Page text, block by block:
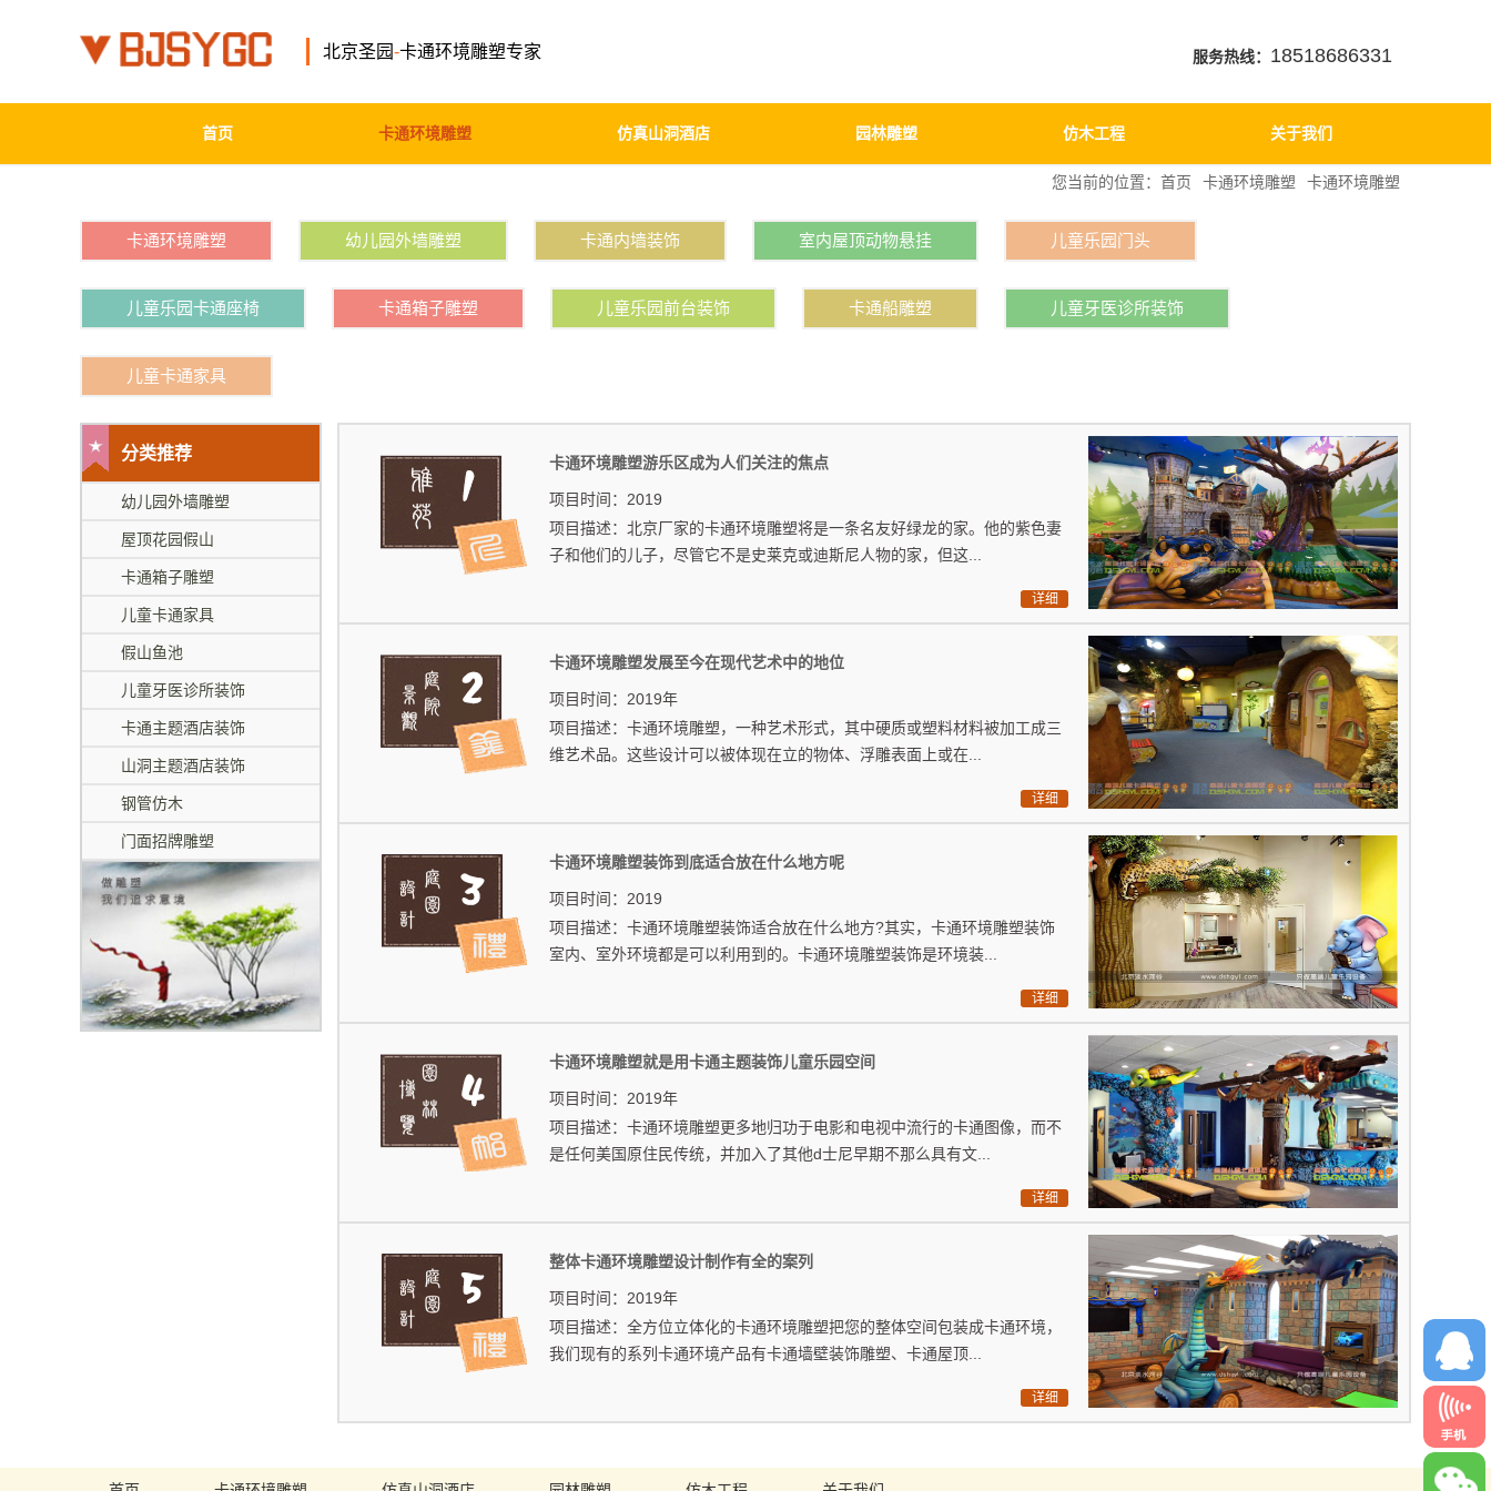
北京圣园-卡通环境雕塑专家 服务热线： 18518686331
首页 卡通环境雕塑 仿真山洞酒店 园林雕塑 仿木工程 关于我们
您当前的位置： 首页 卡通环境雕塑 卡通环境雕塑
卡通环境雕塑 幼儿园外墙雕塑 卡通内墙装饰 室内屋顶动物悬挂 儿童乐园门头
儿童乐园卡通座椅 卡通箱子雕塑 儿童乐园前台装饰 卡通船雕塑 儿童牙医诊所装饰
儿童卡通家具
分类推荐
幼儿园外墙雕塑
屋顶花园假山
卡通箱子雕塑
儿童卡通家具
假山鱼池
儿童牙医诊所装饰
卡通主题酒店装饰
山洞主题酒店装饰
钢管仿木
门面招牌雕塑
卡通环境雕塑游乐区成为人们关注的焦点
项目时间：2019
项目描述：北京厂家的卡通环境雕塑将是一条名友好绿龙的家。他的紫色妻
子和他们的儿子，尽管它不是史莱克或迪斯尼人物的家，但这...
详细
卡通环境雕塑发展至今在现代艺术中的地位
项目时间：2019年
项目描述：卡通环境雕塑，一种艺术形式，其中硬质或塑料材料被加工成三
维艺术品。这些设计可以被体现在立的物体、浮雕表面上或在...
详细
卡通环境雕塑装饰到底适合放在什么地方呢
项目时间：2019
项目描述：卡通环境雕塑装饰适合放在什么地方?其实，卡通环境雕塑装饰
室内、室外环境都是可以利用到的。卡通环境雕塑装饰是环境装...
详细
卡通环境雕塑就是用卡通主题装饰儿童乐园空间
项目时间：2019年
项目描述：卡通环境雕塑更多地归功于电影和电视中流行的卡通图像，而不
是任何美国原住民传统，并加入了其他d士尼早期不那么具有文...
详细
整体卡通环境雕塑设计制作有全的案列
项目时间：2019年
项目描述：全方位立体化的卡通环境雕塑把您的整体空间包装成卡通环境，
我们现有的系列卡通环境产品有卡通墙壁装饰雕塑、卡通屋顶...
详细